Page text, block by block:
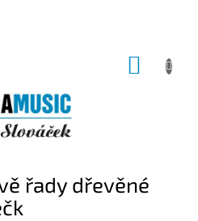
řady dřevěné